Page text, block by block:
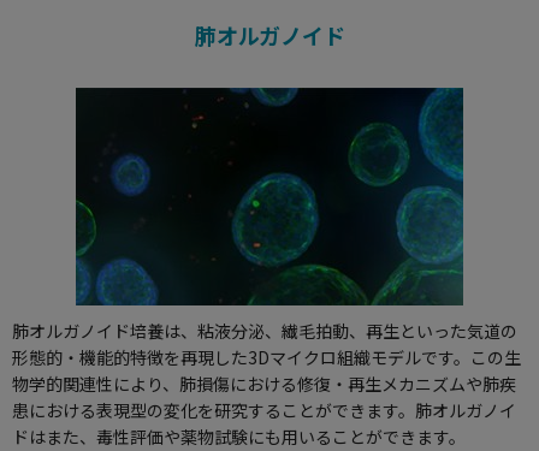
肺オルガノイド
肺オルガノイド培養は、粘液分泌、繊毛拍動、再生といった気道の
形態的・機能的特徴を再現した3Dマイクロ組織モデルです。この生
物学的関連性により、肺損傷における修復・再生メカニズムや肺疾
患における表現型の変化を研究することができます。肺オルガノイ
ドはまた、毒性評価や薬物試験にも用いることができます。